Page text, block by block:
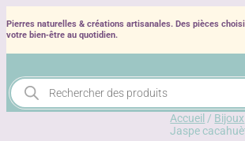
Pierres naturelles & créations artisanales. Des pièces
votre bien‑être au quotidien.
Recherche
de
produits
Accueil / Bijoux
Jaspe